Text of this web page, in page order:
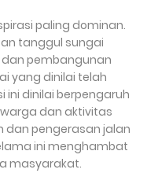
paling dominan.
tanggul sungai
pembangunan
yang dinilai telah
ini dinilai berpengaruh
dan aktivitas
dan pengerasan jalan
ini menghambat
masyarakat.